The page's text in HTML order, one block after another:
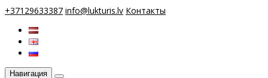
+37129633387 info@lukturis.lv Контакты
Навигация